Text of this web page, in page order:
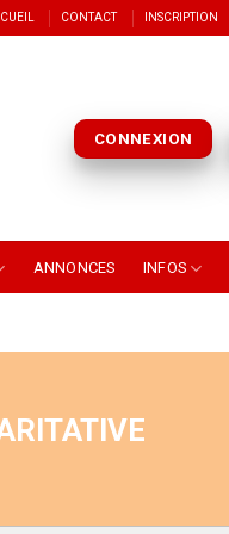
CONTACT INSCRIPTION
CONNEXION
ANNONCES INFOS